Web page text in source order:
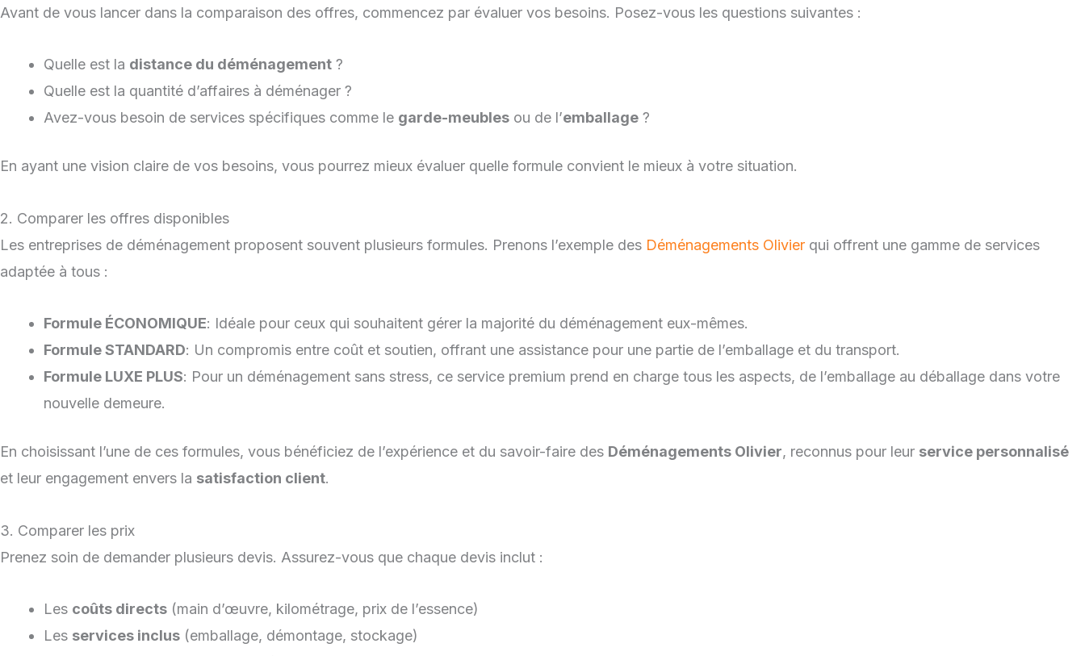
Avant de vous lancer dans la comparaison des offres, commencez par évaluer vos besoins. Posez-vous les questions suivantes :
Quelle est la distance du déménagement ?
Quelle est la quantité d’affaires à déménager ?
Avez-vous besoin de services spécifiques comme le garde-meubles ou de l’emballage ?
En ayant une vision claire de vos besoins, vous pourrez mieux évaluer quelle formule convient le mieux à votre situation.
2. Comparer les offres disponibles
Les entreprises de déménagement proposent souvent plusieurs formules. Prenons l’exemple des Déménagements Olivier qui offrent une gamme de services
adaptée à tous :
Formule ÉCONOMIQUE: Idéale pour ceux qui souhaitent gérer la majorité du déménagement eux-mêmes.
Formule STANDARD: Un compromis entre coût et soutien, offrant une assistance pour une partie de l’emballage et du transport.
Formule LUXE PLUS: Pour un déménagement sans stress, ce service premium prend en charge tous les aspects, de l’emballage au déballage dans votre
nouvelle demeure.
En choisissant l’une de ces formules, vous bénéficiez de l’expérience et du savoir-faire des Déménagements Olivier, reconnus pour leur service personnalisé
et leur engagement envers la satisfaction client.
3. Comparer les prix
Prenez soin de demander plusieurs devis. Assurez-vous que chaque devis inclut :
Les coûts directs (main d’œuvre, kilométrage, prix de l’essence)
Les services inclus (emballage, démontage, stockage)